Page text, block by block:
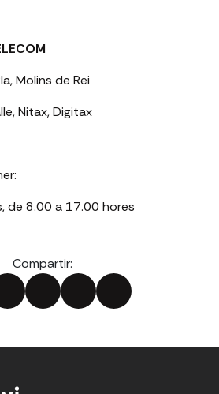
Molins de Rei
Nitax, Digitax
de 8.00 a 17.00 hores
Compartir: